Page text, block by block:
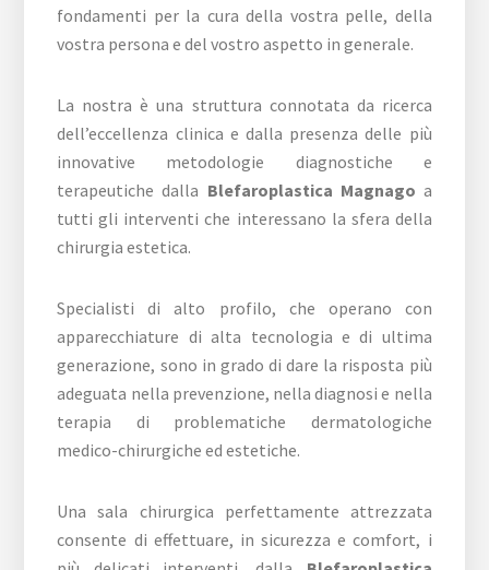
fondamenti per la cura della vostra pelle, della
vostra persona e del vostro aspetto in generale.
La nostra è una struttura connotata da ricerca
dell’eccellenza clinica e dalla presenza delle più
innovative metodologie diagnostiche e
terapeutiche dalla Blefaroplastica Magnago a
tutti gli interventi che interessano la sfera della
chirurgia estetica.
Specialisti di alto profilo, che operano con
apparecchiature di alta tecnologia e di ultima
generazione, sono in grado di dare la risposta più
adeguata nella prevenzione, nella diagnosi e nella
terapia di problematiche dermatologiche
medico-chirurgiche ed estetiche.
Una sala chirurgica perfettamente attrezzata
consente di effettuare, in sicurezza e comfort, i